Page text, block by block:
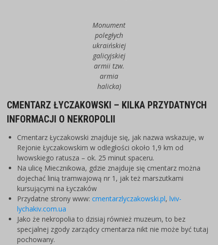
Monument
poległych
ukraińskiej
galicyjskiej
armii tzw.
armia
halicka)
CMENTARZ ŁYCZAKOWSKI – KILKA PRZYDATNYCH
INFORMACJI O NEKROPOLII
Cmentarz Łyczakowski znajduje się, jak nazwa wskazuje, w
Rejonie Łyczakowskim w odległości około 1,9 km od
lwowskiego ratusza – ok. 25 minut spaceru.
Na ulicę Miecznikowa, gdzie znajduje się cmentarz można
dojechać linią tramwajową nr 1, jak też marszutkami
kursującymi na Łyczaków
Przydatne strony www:cmentarzlyczakowski.pl,lviv-
lychakiv.com.ua
Jako że nekropolia to dzisiaj również muzeum, to bez
specjalnej zgody zarządcy cmentarza nikt nie może być tutaj
pochowany.